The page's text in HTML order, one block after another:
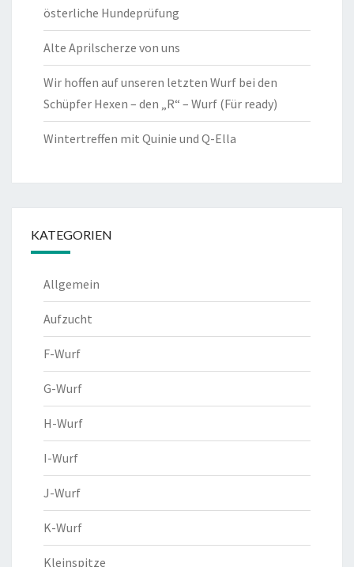
österliche Hundeprüfung
Alte Aprilscherze von uns
Wir hoffen auf unseren letzten Wurf bei den
Schüpfer Hexen – den „R“ – Wurf (Für ready)
Wintertreffen mit Quinie und Q-Ella
KATEGORIEN
Allgemein
Aufzucht
F-Wurf
G-Wurf
H-Wurf
I-Wurf
J-Wurf
K-Wurf
Kleinspitze